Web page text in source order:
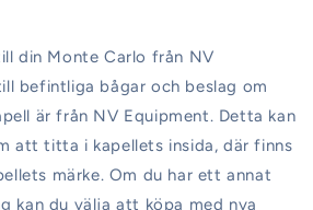
din Monte Carlo från NV
befintliga bågar och beslag om
är från NV Equipment. Detta kan
att titta i kapellets insida, där finns
märke. Om du har ett annat
kan du välja att köpa med nya